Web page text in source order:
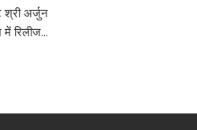
श्री अर्जुन
रिलीज...